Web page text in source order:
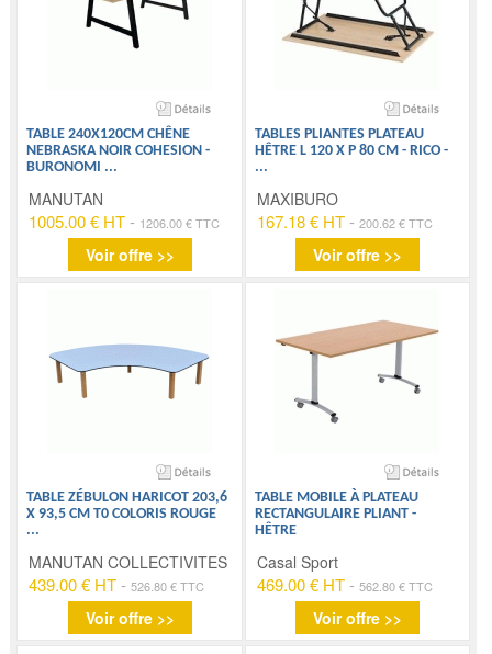
TABLE 240X120CM CHÊNE
NEBRASKA NOIR COHESION -
BURONOMI ...
MANUTAN
1005.00 € HT - 1206.00 € TTC
Voir offre >>
TABLES PLIANTES PLATEAU
HÊTRE L 120 X P 80 CM - RICO -
...
MAXIBURO
167.18 € HT- 200.62 € TTC
Voir offre >>
TABLE ZÉBULON HARICOT 203,6
X 93,5 CM T0 COLORIS ROUGE
...
MANUTAN COLLECTIVITES
439.00 € HT -526.80 € TTC
Voir offre >>
TABLE MOBILE À PLATEAU
RECTANGULAIRE PLIANT -
HÊTRE
Casal Sport
469.00 € HT- 562.80 € TTC
Voir offre >>